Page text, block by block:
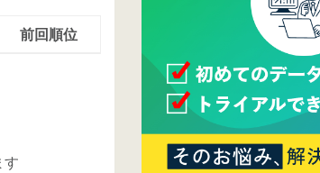
前回順位
す
ウレコンが
ューアルし
Facebook
2015/04/30
Facebookペ
詳細はこち
2015/04/20
ウレコンサ